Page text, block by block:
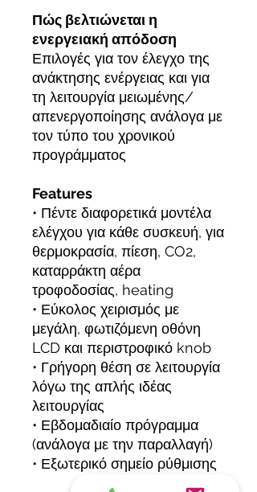
Πώς βελτιώνεται η
ενεργειακή απόδοση
Επιλογές για τον έλεγχο της
ανάκτησης ενέργειας και για
τη λειτουργία μειωμένης/
απενεργοποίησης ανάλογα με
τον τύπο του χρονικού
προγράμματος
Features
• Πέντε διαφορετικά μοντέλα
ελέγχου για κάθε συσκευή, για
θερμοκρασία, πίεση, CO2,
καταρράκτη αέρα
τροφοδοσίας, heating
• Εύκολος χειρισμός με
μεγάλη, φωτιζόμενη οθόνη
LCD και περιστροφικό knob
• Γρήγορη θέση σε λειτουργία
λόγω της απλής ιδέας
λειτουργίας
• Εβδομαδιαίο πρόγραμμα
(ανάλογα με την παραλλαγή)
• Εξωτερικό σημείο ρύθμισης